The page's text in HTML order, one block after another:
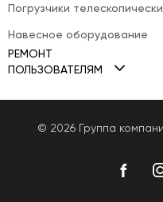
Погрузчики
Навесное оборудование
РЕМОНТ
ПОЛЬЗОВАТЕЛЯМ
Политика Cookies
Политика© 2026 Группа